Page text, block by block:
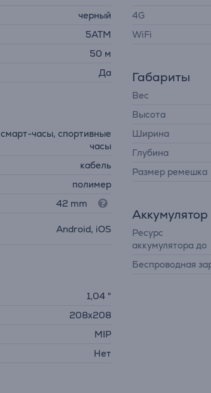
черный
5ATM
50 м
Да
смарт-часы, спортивные
часы
кабель
полимер
42 mm
Android, iOS
1,04 "
208x208
MIP
Нет
4G
WiFi
Габариты
Вес
Высота
Ширина
Глубина
Размер ремешка
Аккумулятор
Ресурс
аккумулятора до
Беспроводная